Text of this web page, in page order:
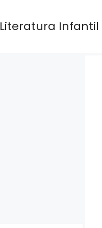
Literatura Infantil